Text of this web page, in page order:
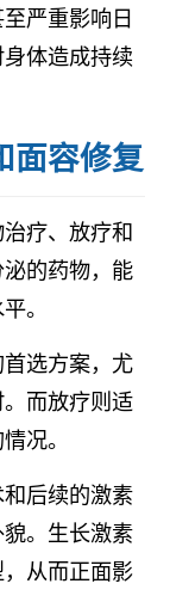
严重影响日
体造成持续
面容修复
疗、放疗和
的药物，能
。
选方案，尤
而放疗则适
况。
后续的激素
。生长激素
从而正面影